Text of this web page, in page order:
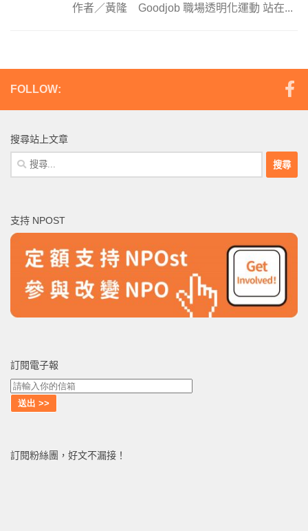
作者／黃隆 Goodjob 職場透明化運動 站在...
FOLLOW:
搜尋站上文章
搜
尋
字:
支持 NPOST
訂閱電子報
訂閱粉絲團，好文不漏接！